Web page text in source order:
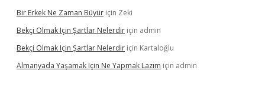
Bir Erkek Ne Zaman Büyür için Zeki
Bekçi Olmak Için Şartlar Nelerdir için admin
Bekçi Olmak Için Şartlar Nelerdir için Kartaloğlu
Almanyada Yaşamak Için Ne Yapmak Lazım için admin